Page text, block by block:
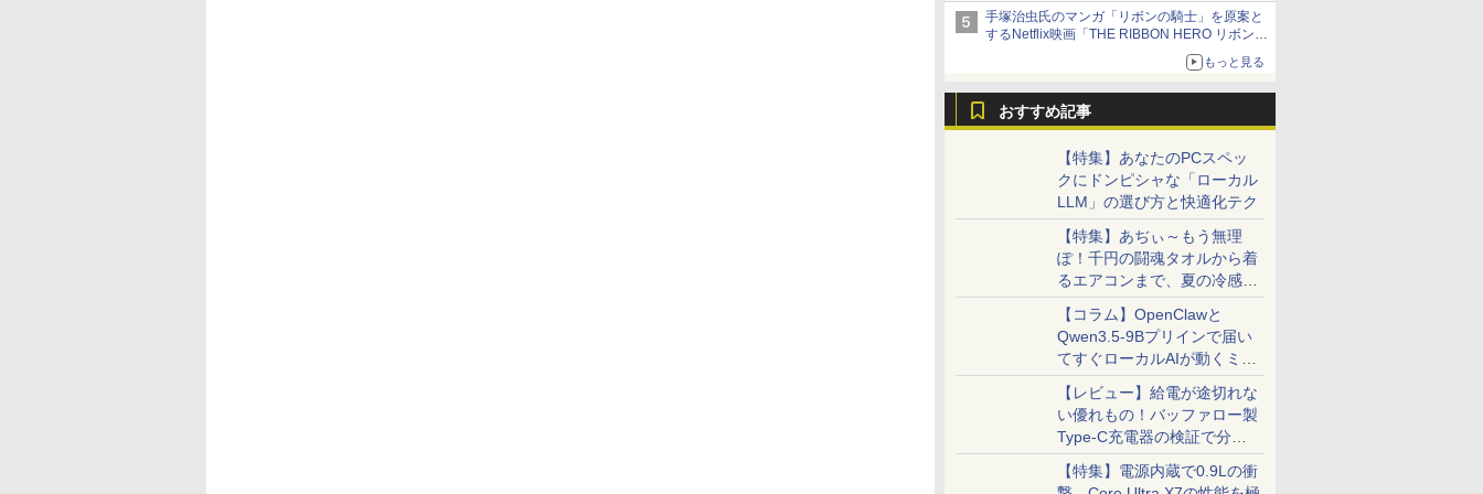
当選無効分
手塚治虫氏のマンガ「リボンの騎士」を原案と
するNetflix映画「THE RIBBON HERO リボンヒ
もっと見る
おすすめ記事
【特集】あなたのPCスペッ
クにドンピシャな「ローカル
LLM」の選び方と快適化テク
【特集】あぢぃ～もう無理
ぽ！千円の闘魂タオルから着
るエアコンまで、夏の冷感グ
ッズ一挙紹介
【コラム】OpenClawと
Qwen3.5-9Bプリインで届い
てすぐローカルAIが動くミニ
PC「SER9 Pro」
【レビュー】給電が途切れな
い優れもの！バッファロー製
Type-C充電器の検証で分か
ったこと
【特集】電源内蔵で0.9Lの衝